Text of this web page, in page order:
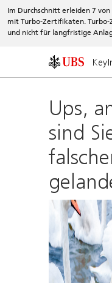
Im Durchschnitt erleiden 7
mit Turbo-Zertifikaten.
und nicht für langfristige
Ups,
sind